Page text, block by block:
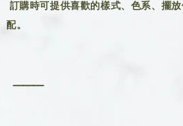
訂購時可提供喜歡的樣式、色系、擺
配。
⸻